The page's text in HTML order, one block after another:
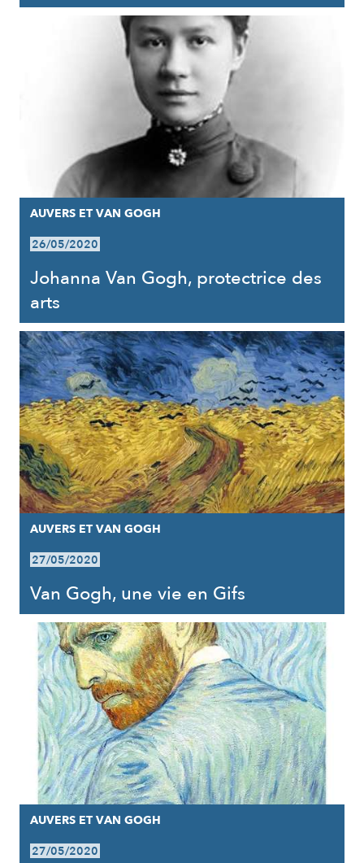
AUVERS ET VAN GOGH
26/05/2020
Johanna Van Gogh, protectrice des
arts
AUVERS ET VAN GOGH
27/05/2020
Van Gogh, une vie en Gifs
AUVERS ET VAN GOGH
27/05/2020